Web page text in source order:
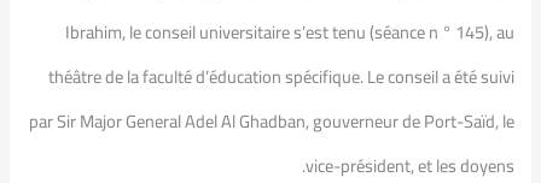
Ibrahim, le conseil universitaire s’est tenu (séance n ° 145), au
théâtre de la faculté d’éducation spécifique. Le conseil a été suivi
par Sir Major General Adel Al Ghadban, gouverneur de Port-Saïd, le
vice-président, et les doyens.